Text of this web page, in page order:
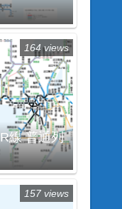
線 普通列
164 views
157 views